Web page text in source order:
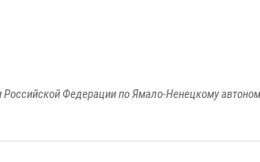
Федерации по Ямало-Ненецкому